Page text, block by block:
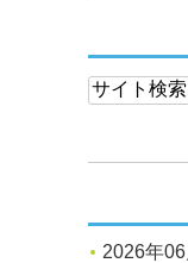
2026年06